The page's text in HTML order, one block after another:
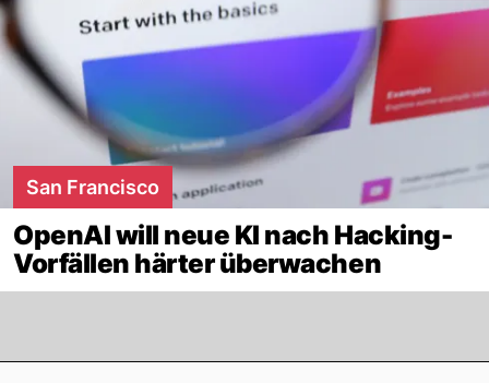
San Francisco
OpenAI will neue KI nach Hacking-
Vorfällen härter überwachen